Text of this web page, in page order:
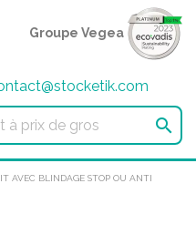
Groupe Vegea

AVEC BLINDAGE STOP OU ANTI